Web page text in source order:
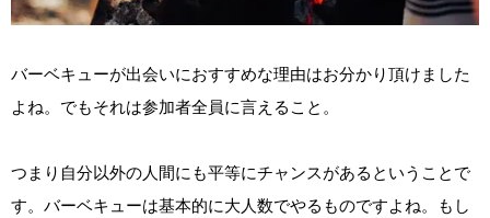
バーベキューが出会いにおすすめな理由はお分かり頂けました
よね。でもそれは参加者全員に言えること。
つまり自分以外の人間にも平等にチャンスがあるということで
す。バーベキューは基本的に大人数でやるものですよね。もし